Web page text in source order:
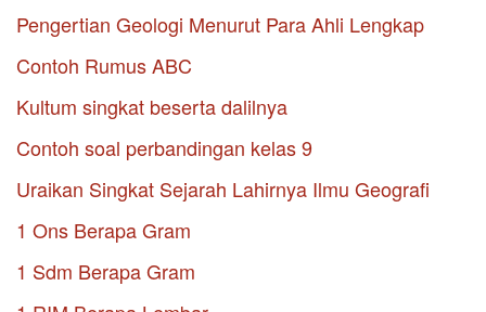
Pengertian Geologi Menurut Para Ahli Lengkap
Contoh Rumus ABC
Kultum singkat beserta dalilnya
Contoh soal perbandingan kelas 9
Uraikan Singkat Sejarah Lahirnya Ilmu Geografi
1 Ons Berapa Gram
1 Sdm Berapa Gram